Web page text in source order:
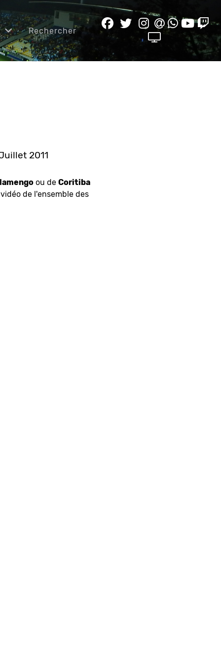
Rechercher
2011
ou de Coritiba
de l'ensemble des